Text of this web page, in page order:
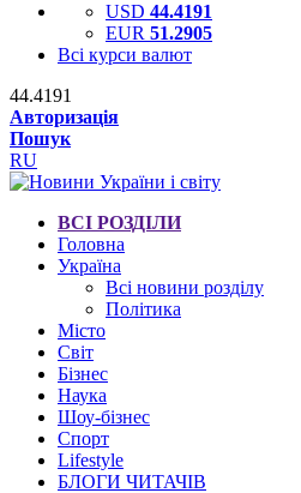
USD 44.4191
EUR 51.2905
Всі курси валют
44.4191
Авторизація
Пошук
RU
ВСІ РОЗДІЛИ
Головна
Україна
Всі новини розділу
Політика
Місто
Світ
Бізнес
Наука
Шоу-бізнес
Спорт
Lifestyle
БЛОГИ ЧИТАЧІВ